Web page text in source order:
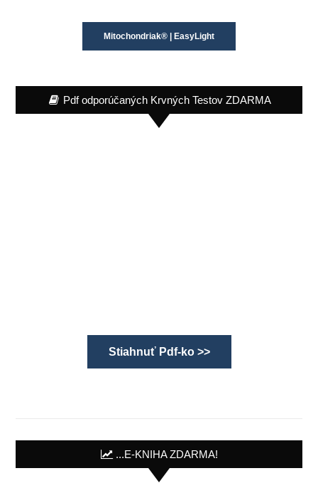
Mitochondriak® | EasyLight
Pdf odporúčaných Krvných Testov ZDARMA
Stiahnuť Pdf-ko >>
...E-KNIHA ZDARMA!